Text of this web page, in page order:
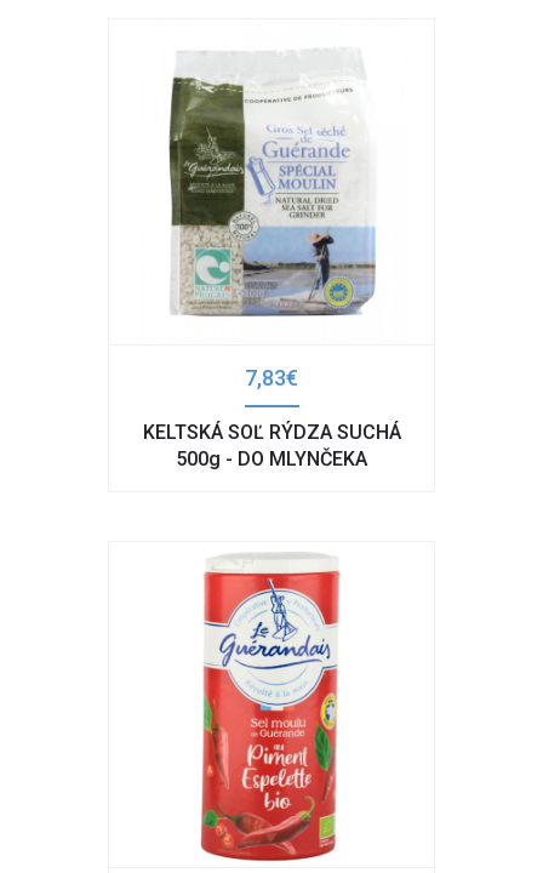
7,83€
KELTSKÁ SOĽ RÝDZA SUCHÁ
500g - DO MLYNČEKA